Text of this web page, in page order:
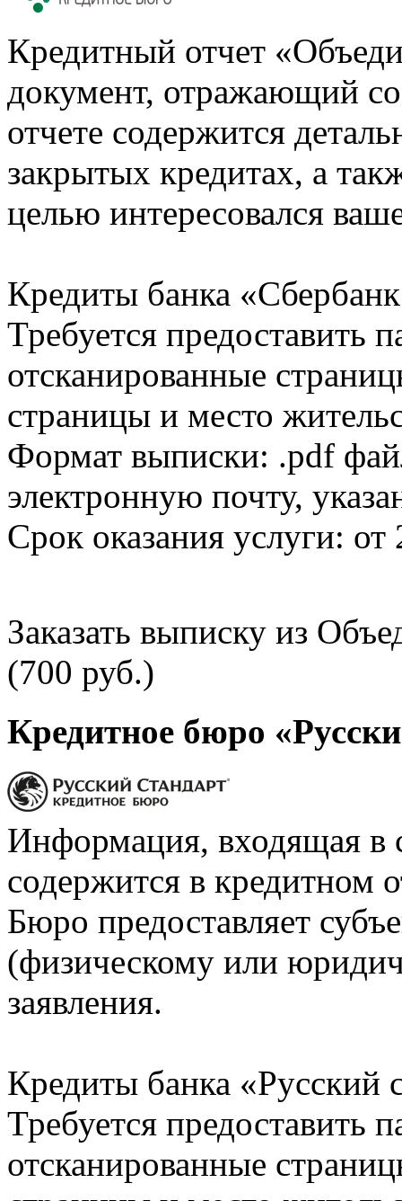
Кредитный отчет
документ, отражающий
отчете содержится
закрытых кредитах, а
целью интересовался
Кредиты банка
Требуется предоставить
отсканированные
страницы и место
Формат выписки: .pdf
электронную почту,
Срок оказания услуги: от
Заказать выписку из
(700 руб.)
Кредитное бюро
Информация, входящая в
содержится в кредитном
Бюро предоставляет
(физическому или
заявления.
Кредиты банка «Русский
Требуется предоставить
отсканированные